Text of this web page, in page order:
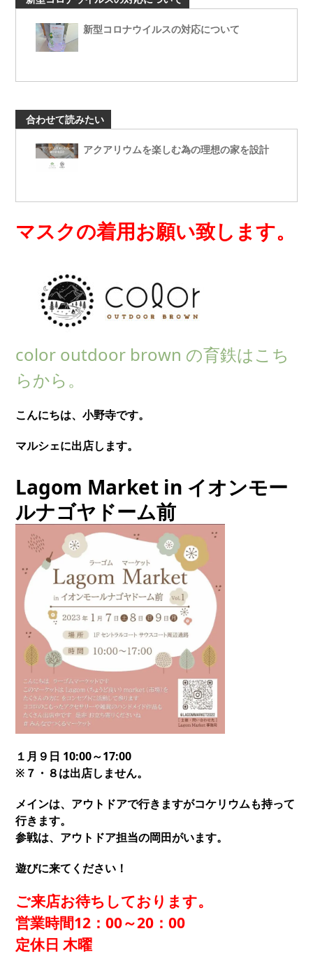
新型コロナウイルスの対応について
合わせて読みたい
アクアリウムを楽しむ為の理想の家を設計
マスクの着用お願い致します。
color outdoor brown の育鉄はこち
らから。
こんにちは、小野寺です。
マルシェに出店します。
Lagom Market in イオンモー
ルナゴヤドーム前
１月９日 10:00～17:00
※７・８は出店しません。
メインは、アウトドアで行きますがコケリウムも持って
行きます。
参戦は、アウトドア担当の岡田がいます。
遊びに来てください！
ご来店お待ちしております。
営業時間12：00～20：00
定休日 木曜